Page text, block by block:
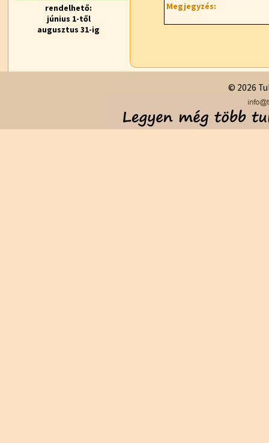
rendelhető:
június 1-től
augusztus 31-ig
Megjegyzés:
© 2026